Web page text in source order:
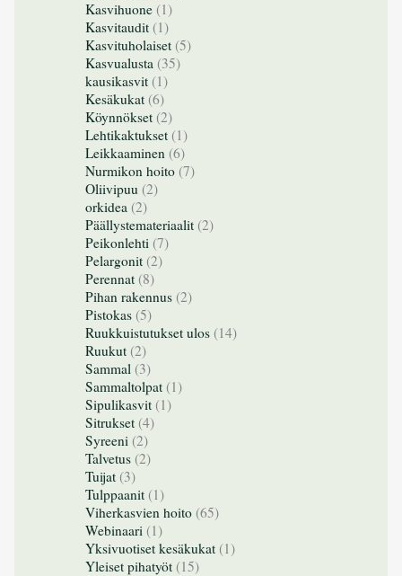
Kasvihuone(1)
Kasvitaudit(1)
Kasvituholaiset(5)
Kasvualusta (35)
kausikasvit(1)
Kesäkukat(6)
Köynnökset(2)
Lehtikaktukset(1)
Leikkaaminen (6)
Nurmikon hoito(7)
Oliivipuu (2)
orkidea (2)
Päällystemateriaalit(2)
Peikonlehti (7)
Pelargonit(2)
Perennat(8)
Pihan rakennus(2)
Pistokas(5)
Ruukkuistutukset ulos(14)
Ruukut(2)
Sammal (3)
Sammaltolpat(1)
Sipulikasvit(1)
Sitrukset(4)
Syreeni (2)
Talvetus(2)
Tuijat(3)
Tulppaanit(1)
Viherkasvien hoito(65)
Webinaari (1)
Yksivuotiset kesäkukat(1)
Yleiset pihatyöt(15)